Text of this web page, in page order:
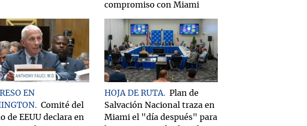
compromiso con Miami
EN
Comité del
de EEUU declara en
HOJA DE RUTA
Plan de
Salvación Nacional traza en
Miami el "día después" para